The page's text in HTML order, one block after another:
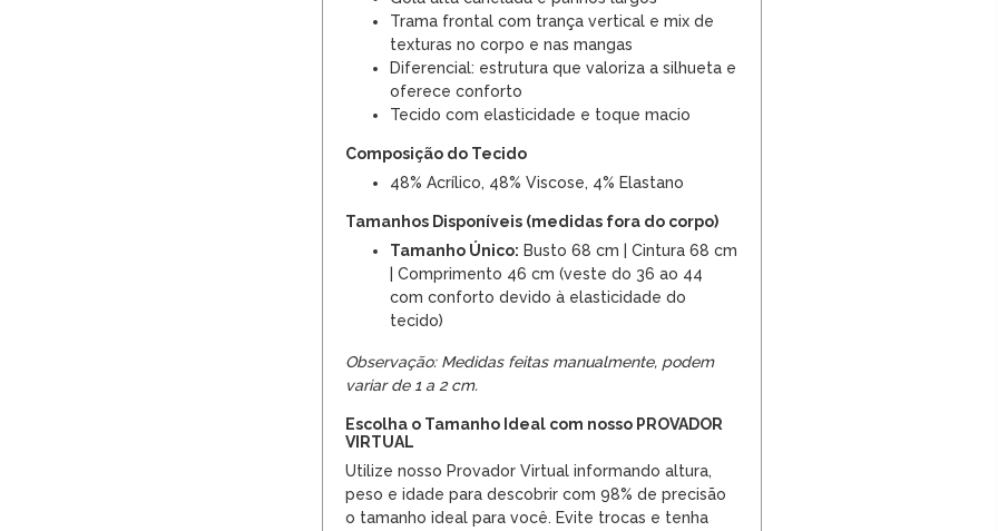
Trama frontal com trança vertical e mix de
texturas no corpo e nas mangas
Diferencial: estrutura que valoriza a silhueta e
oferece conforto
Tecido com elasticidade e toque macio
Composição do Tecido
48% Acrílico, 48% Viscose, 4% Elastano
Tamanhos Disponíveis (medidas fora do corpo)
Tamanho Único: Busto 68 cm | Cintura 68 cm
| Comprimento 46 cm (veste do 36 ao 44
com conforto devido à elasticidade do
tecido)
Observação: Medidas feitas manualmente, podem
variar de 1 a 2 cm.
Escolha o Tamanho Ideal com nosso PROVADOR
VIRTUAL
Utilize nosso Provador Virtual informando altura,
peso e idade para descobrir com 98% de precisão
o tamanho ideal para você. Evite trocas e tenha